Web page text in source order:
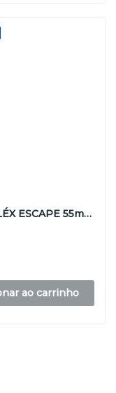
TUBO FLÉX ESCAPE 55mm D X 150mm L
ao carrinho